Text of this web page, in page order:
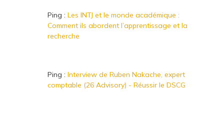
Ping : Les INTJ et le monde académique :
Comment ils abordent l’apprentissage et la
recherche
Ping : Interview de Ruben Nakache, expert
comptable (26 Advisory) - Réussir le DSCG